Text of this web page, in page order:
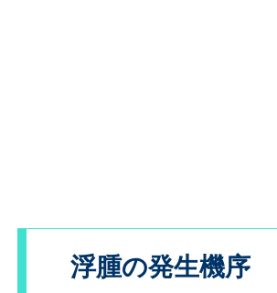
浮腫の発生機序